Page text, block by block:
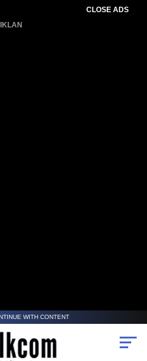
CLOSE ADS
IKLAN
WITH CONTENT